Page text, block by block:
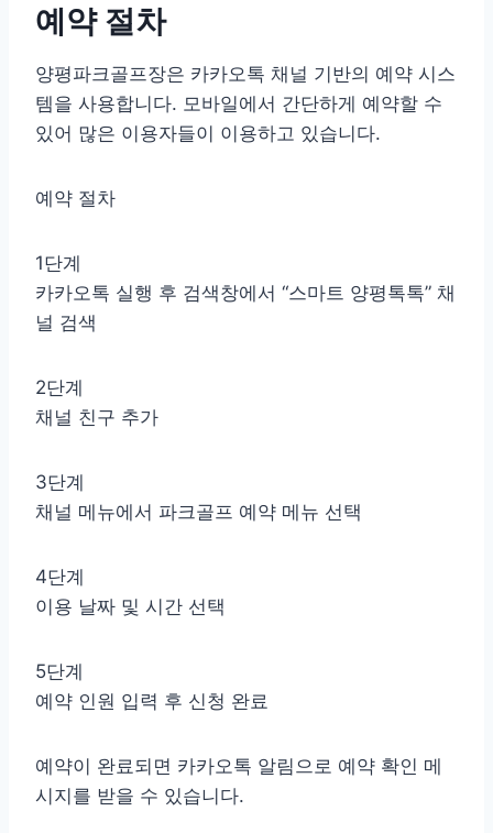
예약 절차
양평파크골프장은 카카오톡 채널 기반의 예약 시스
템을 사용합니다. 모바일에서 간단하게 예약할 수
있어 많은 이용자들이 이용하고 있습니다.
예약 절차
1단계
카카오톡 실행 후 검색창에서 “스마트 양평톡톡” 채
널 검색
2단계
채널 친구 추가
3단계
채널 메뉴에서 파크골프 예약 메뉴 선택
4단계
이용 날짜 및 시간 선택
5단계
예약 인원 입력 후 신청 완료
예약이 완료되면 카카오톡 알림으로 예약 확인 메
시지를 받을 수 있습니다.